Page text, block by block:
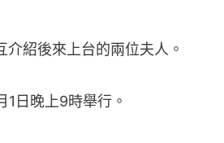
紹後來上台的兩位夫人。
日晚上9時舉行。